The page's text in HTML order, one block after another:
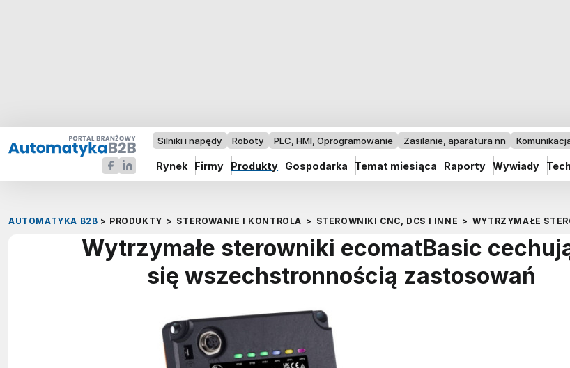
Silniki i napędy Roboty PLC, HMI, Oprogramowanie Zasilanie, aparatura nn
Rynek Firmy Produkty Gospodarka Temat miesiąca Raporty Wywiady
AUTOMATYKA B2B > PRODUKTY > STEROWANIE I KONTROLA > STEROWNIKI CNC, DCS I INNE > WYTRZYMAŁE
Wytrzymałe sterowniki ecomatBasic
się wszechstronnością zastosowań